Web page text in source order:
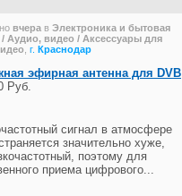
вчера в Электроника и бытовая
/ Аудио, видео / Аксессуары для
г. Краснодар
эфирная антенна для DVB
Руб.
сигнал в атмосфере
значительно хуже,
поэтому для
приема цифрового...